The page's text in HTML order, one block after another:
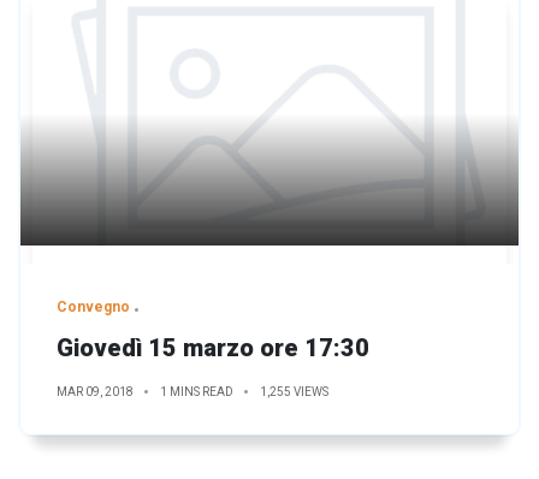
Convegno
Giovedì 15 marzo ore 17:30
MAR 09, 2018 1 MINS READ 1,255 VIEWS